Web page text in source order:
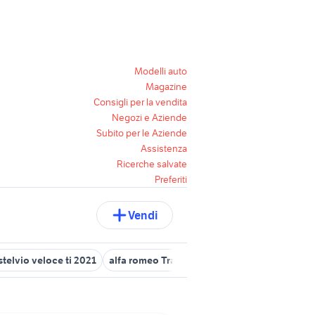
Modelli auto
Magazine
Consigli per la vendita
Negozi e Aziende
Subito per le Aziende
Assistenza
Ricerche salvate
Preferiti
Vendi
veloce ti 2021 alfa romeo Trapani provincia